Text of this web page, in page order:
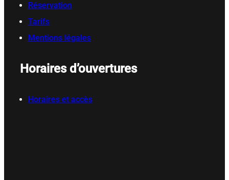
Réservation
Tarifs
Mentions légales
Horaires d’ouvertures
Horaires et accès